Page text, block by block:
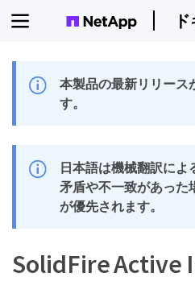
本製品の最新リリース
す。
日本語は機械翻訳によ
矛盾や不一致があった
が優先されます。
SolidFire Active